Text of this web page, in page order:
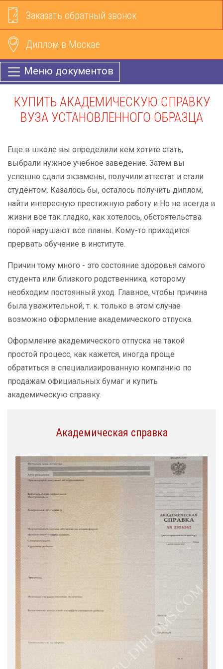
Заказать обратный звонок
Диплом в Москве
Меню документов
КУПИТЬ АКАДЕМИЧЕСКУЮ СПРАВКУ
ВУЗА УСТАНОВЛЕННОГО ОБРАЗЦА
Еще в школе вы определили кем хотите стать,
выбрали нужное учебное заведение. Затем вы
успешно сдали экзамены, получили аттестат и стали
студентом. Казалось бы, осталось получить диплом,
найти интересную престижную работу и Но не всегда в
жизни все так гладко, как хотелось, обстоятельства
порой нарушают все планы. Кому-то приходится
прервать обучение в институте.
Причин тому много - это состояние здоровья самого
студента или близкого родственника, которому
необходим постоянный уход. Главное, чтобы причина
была уважительной, т. к. только в этом случае
возможно оформление академического отпуска.
Оформление академического отпуска не такой
простой процесс, как кажется, иногда проще
обратиться в специализированную компанию по
продажам официальных бумаг и купить
академическую справку.
Академическая справка